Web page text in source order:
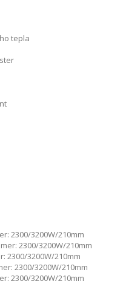
tepla
2300/3200W/210mm
2300/3200W/210mm
2300/3200W/210mm
2300/3200W/210mm
2300/3200W/210mm